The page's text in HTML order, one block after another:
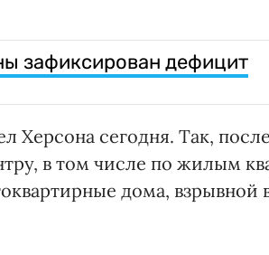
зафиксирован дефицит
Херсона сегодня. Так,
в том числе по жилым
дома, взрывной